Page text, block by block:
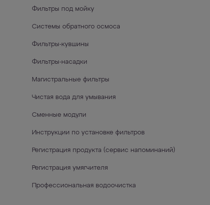
Фильтры под мойку
Системы обратного осмоса
Фильтры-кувшины
Фильтры-насадки
Магистральные фильтры
Чистая вода для умывания
Сменные модули
Инструкции по установке фильтров
Регистрация продукта (сервис напоминаний)
Регистрация умягчителя
Профессиональная водоочистка